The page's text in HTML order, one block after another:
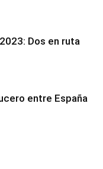
Dos en ruta
entre España